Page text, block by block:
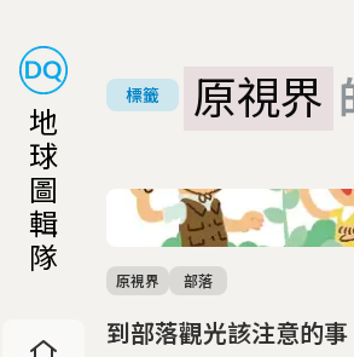
地
球
圖
輯
隊
標籤 原視界
到部落觀光該注意的事
原視界 部落